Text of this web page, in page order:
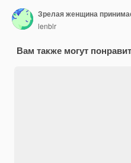
lenblr
Вам также могут